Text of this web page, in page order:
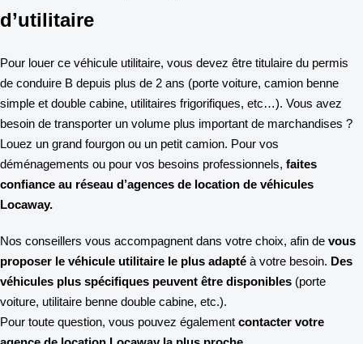
d’utilitaire
Pour louer ce véhicule utilitaire, vous devez être titulaire du permis
de conduire B depuis plus de 2 ans (porte voiture, camion benne
simple et double cabine, utilitaires frigorifiques, etc…). Vous avez
besoin de transporter un volume plus important de marchandises ?
Louez un grand fourgon ou un petit camion. Pour vos
déménagements ou pour vos besoins professionnels, faites
confiance au réseau d’agences de location de véhicules
Locaway.
Nos conseillers vous accompagnent dans votre choix, afin de vous
proposer le véhicule utilitaire le plus adapté à votre besoin. Des
véhicules plus spécifiques peuvent être disponibles (porte
voiture, utilitaire benne double cabine, etc.).
Pour toute question, vous pouvez également contacter votre